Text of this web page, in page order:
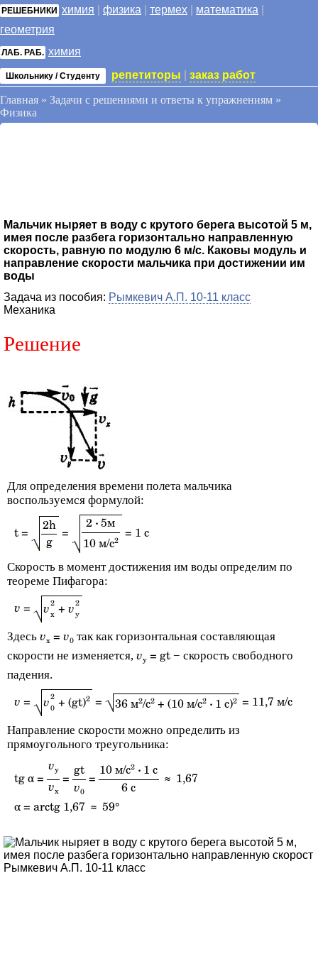
РЕШЕБНИКИ химия физика термех математика
геометрия
ЛАБ. РАБ. химия
Школьнику / Студенту репетиторы заказ работ
Главная » Задачи с решениями и ответы к упражнениям »
Физика
Мальчик ныряет в воду с крутого берега высотой 5 м,
имея после разбега горизонтально направленную
скорость, равную по модулю 6 м/с. Каковы модуль и
направление скорости мальчика при достижении им
воды
Задача из пособия: Рымкевич А.П. 10-11 класс
Механика
Решение
Для определения времени полета мальчика
воспользуемся формулой:
t =
2h
g
=
2 · 5м
10 м/с2
= 1 с
Скорость в момент достижения им воды определим по
теореме Пифагора:
v = v2
x +v 2
y
Здесь vx = v0 так как горизонтальная составляющая
скорости не изменяется, vy = gt − скорость свободного
падения.
v = v2
0 + (gt)2 = 36 м2/с2 + (10 м/с2 · 1 с)2 = 11,7 м/с
Направление скорости можно определить из
прямоугольного треугольника:
tg α =
vy
vx
=
gt
v0
=
10 м/с2 · 1 с
6 с
≈ 1,67
α = arctg 1,67 ≈ 59°